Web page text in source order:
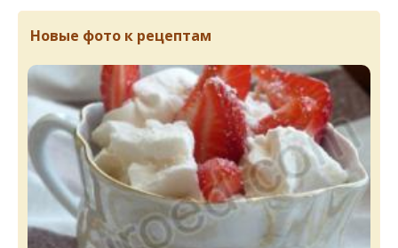
Новые фото к рецептам